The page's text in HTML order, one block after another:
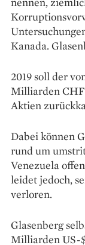
Kanada.
2019 soll der
Milliarden CHF
Aktien
Dabei können
rund um
Venezuela
leidet jedoch,
verloren.
Glasenberg
Milliarden US-